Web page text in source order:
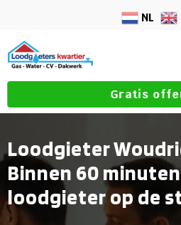
NL
Gratis
Loodgieter
Binnen 60
loodgieter op de